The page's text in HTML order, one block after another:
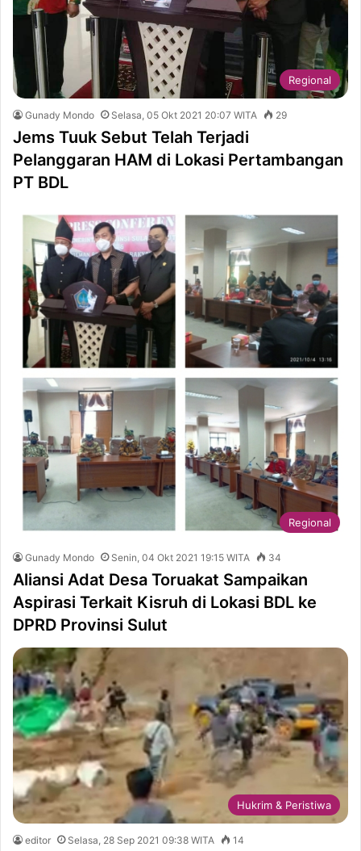
Regional
Gunady Mondo Selasa, 05 Okt 2021 20:07 WITA 29
Jems Tuuk Sebut Telah Terjadi
Pelanggaran HAM di Lokasi Pertambangan
PT BDL
Regional
Gunady Mondo Senin, 04 Okt 2021 19:15 WITA 34
Aliansi Adat Desa Toruakat Sampaikan
Aspirasi Terkait Kisruh di Lokasi BDL ke
DPRD Provinsi Sulut
Hukrim & Peristiwa
editor Selasa, 28 Sep 2021 09:38 WITA 14